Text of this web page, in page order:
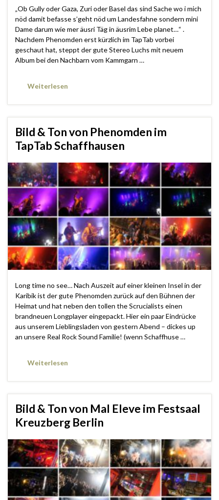
„Ob Gully oder Gaza, Zuri oder Basel das sind Sache wo i mich
nöd damit befasse s’geht nöd um Landesfahne sondern mini
Dame darum wie mer äusri Täg in äusrim Lebe planet…“ .
Nachdem Phenomden erst kürzlich im TapTab vorbei
geschaut hat, steppt der gute Stereo Luchs mit neuem
Album bei den Nachbarn vom Kammgarn …
Weiterlesen
Bild & Ton von Phenomden im
TapTab Schaffhausen
Long time no see… Nach Auszeit auf einer kleinen Insel in der
Karibik ist der gute Phenomden zurück auf den Bühnen der
Heimat und hat neben den tollen the Scrucialists einen
brandneuen Longplayer eingepackt. Hier ein paar Eindrücke
aus unserem Lieblingsladen von gestern Abend – dickes up
an unsere Real Rock Sound Familie! (wenn Schaffhuse …
Weiterlesen
Bild & Ton von Mal Eleve im Festsaal
Kreuzberg Berlin